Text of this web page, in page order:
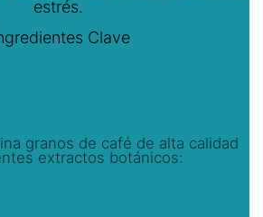
estrés.
Clave
granos de café de alta calidad
extractos botánicos: